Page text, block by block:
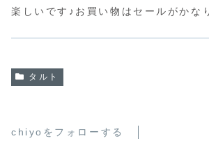
楽しいです♪お買い物はセールがかな
タルト
chiyoをフォローする